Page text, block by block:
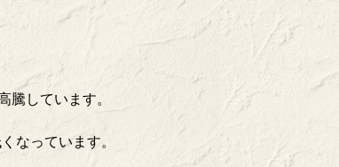
騰しています。
なっています。